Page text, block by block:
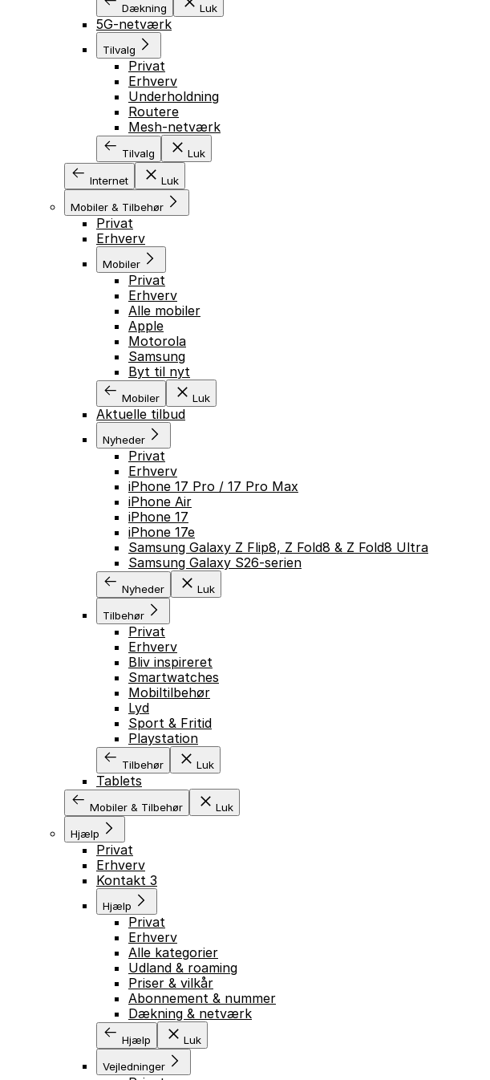
Dækning Luk
5G-netværk
Tilvalg
Privat
Erhverv
Underholdning
Routere
Mesh-netværk
Tilvalg Luk
Internet Luk
Mobiler & Tilbehør
Privat
Erhverv
Mobiler
Privat
Erhverv
Alle mobiler
Apple
Motorola
Samsung
Byt til nyt
Mobiler Luk
Aktuelle tilbud
Nyheder
Privat
Erhverv
iPhone 17 Pro / 17 Pro Max
iPhone Air
iPhone 17
iPhone 17e
Samsung Galaxy Z Flip8, Z Fold8 & Z Fold8 Ultra
Samsung Galaxy S26-serien
Nyheder Luk
Tilbehør
Privat
Erhverv
Bliv inspireret
Smartwatches
Mobiltilbehør
Lyd
Sport & Fritid
Playstation
Tilbehør Luk
Tablets
Mobiler & Tilbehør Luk
Hjælp
Privat
Erhverv
Kontakt 3
Hjælp
Privat
Erhverv
Alle kategorier
Udland & roaming
Priser & vilkår
Abonnement & nummer
Dækning & netværk
Hjælp Luk
Vejledninger